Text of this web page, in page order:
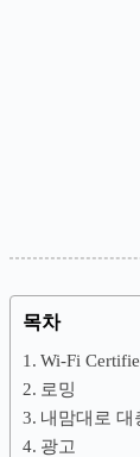
목차
Wi-Fi
로밍
내맘대로 대
광고